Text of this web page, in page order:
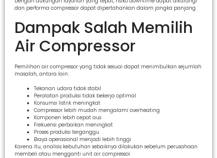
dan performa compressor dapat dipertahankan dalam jangka panjang.
Dampak Salah Memilih
Air Compressor
Pemilihan air compressor yang tidak sesuai dapat menimbulkan sejumlah
masalah, antara lain:
Tekanan udara tidak stabil
Peralatan produksi tidak bekerja optimal
Konsumsi listrik meningkat
Compressor lebih mudah mengalami overheating
Komponen lebih cepat aus
Frekuensi perbaikan meningkat
Proses produksi terganggu
Biaya operasional menjadi lebih tinggi
Karena itu, analisis kebutuhan sebaiknya dilakukan sebelum perusahaan
membeli atau mengganti unit air compressor.